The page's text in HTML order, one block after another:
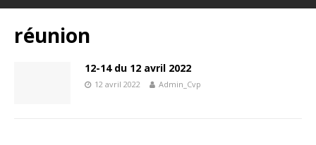
réunion
12-14 du 12 avril 2022
12 avril 2022 Admin_Cvp